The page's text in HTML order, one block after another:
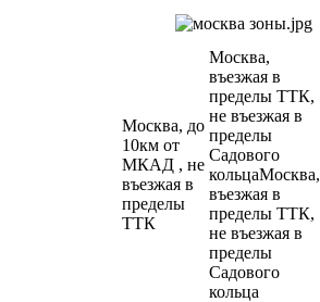
Москва, до
10км от
МКАД , не
въезжая в
пределы
ТТК
Москва,
въезжая в
пределы ТТК,
не въезжая в
пределы
Садового
кольцаМосква,
въезжая в
пределы ТТК,
не въезжая в
пределы
Садового
кольца